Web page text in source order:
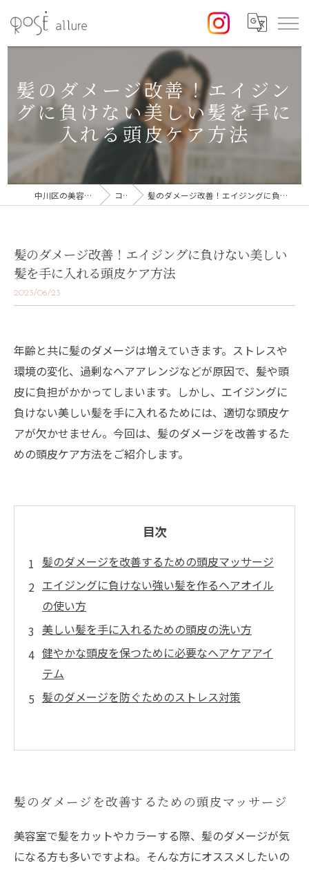
髪のダメージ改善！エイジン
グに負けない美しい髪を手に
入れる頭皮ケア方法
中川区の美容室なら美容室ロゼ コラム 髪のダメージ改善！エイジングに負けない美しい髪を手に入れる頭皮ケア方法
髪のダメージ改善！エイジングに負けない美しい
髪を手に入れる頭皮ケア方法
2023/06/23
年齢と共に髪のダメージは増えていきます。ストレスや
環境の変化、過剰なヘアアレンジなどが原因で、髪や頭
皮に負担がかかってしまいます。しかし、エイジングに
負けない美しい髪を手に入れるためには、適切な頭皮ケ
アが欠かせません。今回は、髪のダメージを改善するた
めの頭皮ケア方法をご紹介します。
目次
髪のダメージを改善するための頭皮マッサージ
エイジングに負けない強い髪を作るヘアオイル
の使い方
美しい髪を手に入れるための頭皮の洗い方
健やかな頭皮を保つために必要なヘアケアアイ
テム
髪のダメージを防ぐためのストレス対策
髪のダメージを改善するための頭皮マッサージ
美容室で髪をカットやカラーする際、髪のダメージが気
になる方も多いですよね。そんな方にオススメしたいの